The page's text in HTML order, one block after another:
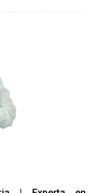
mayor pago de
Registrada
a través de
relacionados con